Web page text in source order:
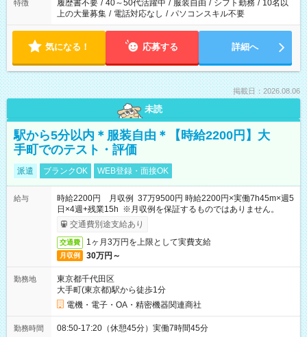
特徴 履歴書不要 / 40～50代活躍中 / 服装自由 / シフト勤務 / 10名以
上の大量募集 / 電話対応なし / パソコンスキル不要
気になる！ 応募する 詳細へ
掲載日：2026.08.06
未読
駅から5分以内＊服装自由＊【時給2200円】大
手町でのテスト・評価
派遣 ブランクOK WEB登録・面接OK
給与
時給2200円 月収例 37万9500円 時給2200円×実働7h45m×週5
日×4週+残業15h ※月収例を保証するものではありません。
交通費別途支給あり
交通費 1ヶ月3万円を上限として実費支給
月収例 30万円～
勤務地
東京都千代田区
大手町(東京都)駅から徒歩1分
電機・電子・OA・精密機器関連商社
勤務時間 08:50-17:20（休憩45分）実働7時間45分